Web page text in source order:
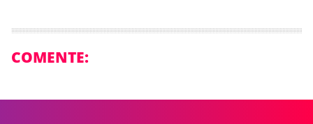
COMENTE: